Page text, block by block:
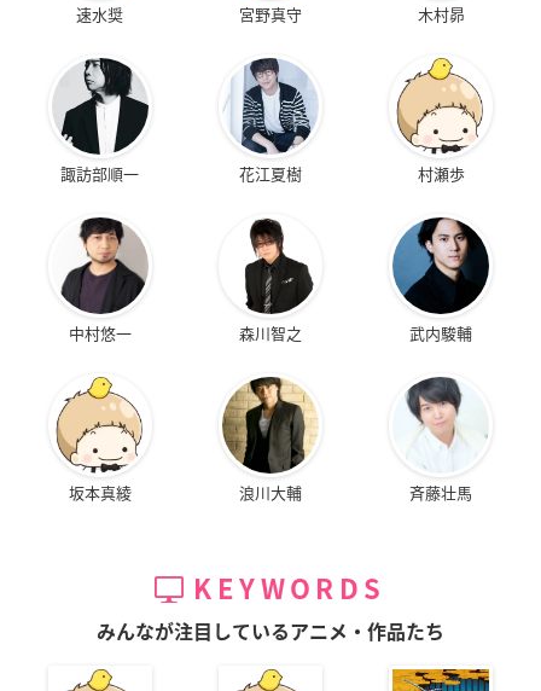
速水奨 宮野真守 木村昴
諏訪部順一 花江夏樹 村瀬歩
中村悠一 森川智之 武内駿輔
坂本真綾 浪川大輔 斉藤壮馬
KEYWORDS
みんなが注目しているアニメ・作品たち